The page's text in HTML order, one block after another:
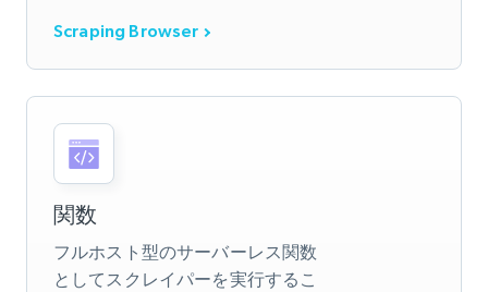
Scraping Browser
関数
フルホスト型のサーバーレス関数
としてスクレイパーを実行するこ